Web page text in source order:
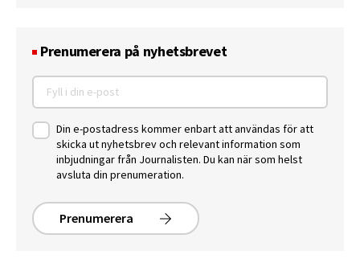
Prenumerera på nyhetsbrevet
Din e-postadress kommer enbart att användas för att
skicka ut nyhetsbrev och relevant information som
inbjudningar från Journalisten. Du kan när som helst
avsluta din prenumeration.
Prenumerera